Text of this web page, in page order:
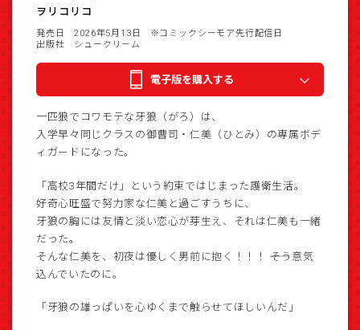
ヲリコリコ
発売日 2026年5月13日
※コミックシーモア先行配信日
出版社 シュークリーム
電子版を購入する
一匹狼でコワモテな牙狼（がろ）は、
入学早々同じクラスの御曹司・仁美（ひとみ）の専属ボデ
ィガードになった。
「高校3年間だけ」という約束ではじまった護衛生活。
好奇心旺盛で努力家な仁美と過ごすうちに、
牙狼の胸には友情と淡い恋心が芽生え、それは仁美も一緒
だった。
そんな仁美を、初夜は優しく男前に抱く！！！ ――そう意気
込んでいたのに。
「牙狼の雄っぱいを心ゆくまで触らせてほしいんだ」